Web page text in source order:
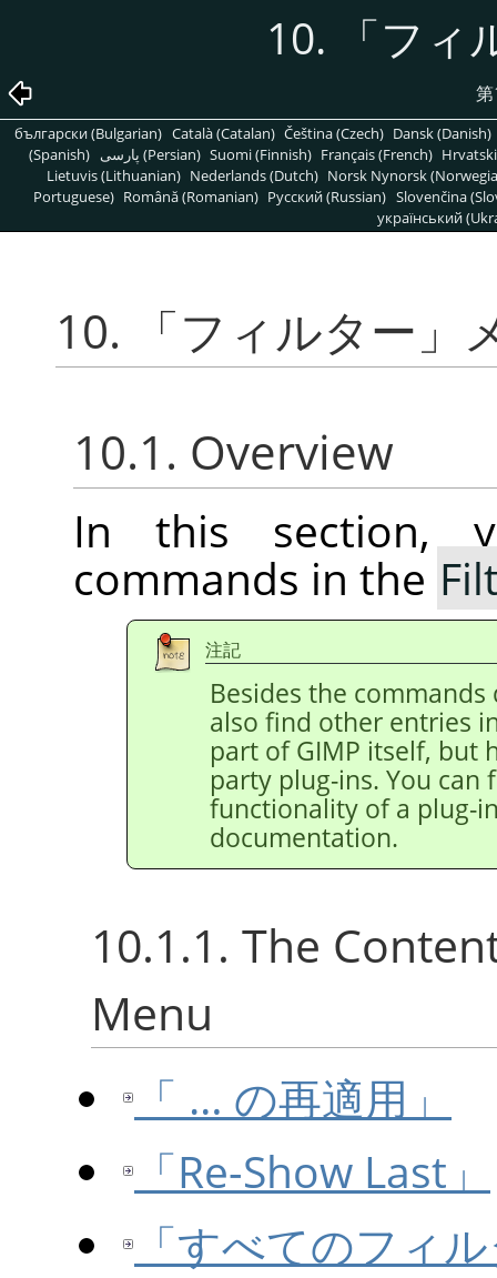
10. 「フィ
български (Bulgarian) Català (Catalan) Čeština (Czech) Dansk (Danish)
(Spanish)
پارسی (Persian) Suomi (Finnish) Français (French)
Lietuvis (Lithuanian) Nederlands (Dutch) Norsk Nynorsk
Portuguese) Română (Romanian) Pусский (Russian) Slovenčina
український
10. 「フィルター 」
10.1. Overview
In this section,
commands in the
注記
Besides the
also find other entries
part ofGIMP itself, but
party plug-ins. You
functionality of a plug-
documentation.
10.1.1. The
Menu
「 … の再適用」
「Re-Show Last」
「すべてのフィ